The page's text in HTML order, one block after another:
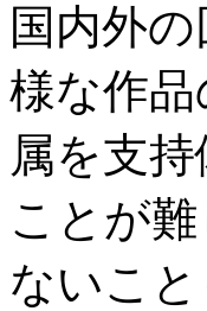
国内外
様な作
属を支
ことが
ないこ